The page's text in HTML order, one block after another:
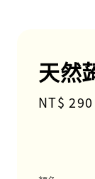
天然
Regular
NT$ 290